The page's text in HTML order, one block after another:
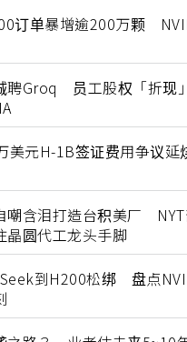
订单暴增逾200万颗
聘Groq 员工股权「折现
美元H-1B签证费用争议
嘲含泪打造台积美厂
晶圆代工龙头手脚
到H200松绑 盘点